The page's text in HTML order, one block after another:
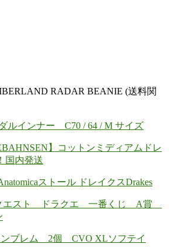
RADAR BEANIE (送料関
ルインナー C70 / 64 / M サイズ
】コットンミディアムドレ
国内発送
Anatomicaストール ドレイクスDrakes
エスト ドラクエ 一番くじ A賞
ブレム 2個 CVO XLソフテイ